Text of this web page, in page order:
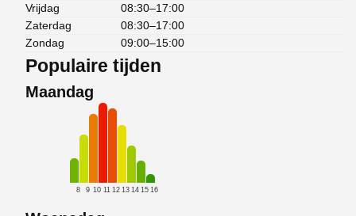
Vrijdag
08:30–17:00
Zaterdag
08:30–17:00
Zondag
09:00–15:00
Populaire tijden
Maandag
8 9 10 11 12 13 14 15 16